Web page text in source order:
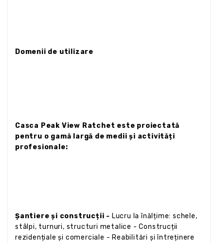
Domenii de utilizare
Casca Peak View Ratchet este proiectată
pentru o gamă largă de medii și activități
profesionale:
Șantiere și construcții - Lucru la înălțime: schele,
stâlpi, turnuri, structuri metalice - Construcții
rezidențiale și comerciale - Reabilitări și întreținere